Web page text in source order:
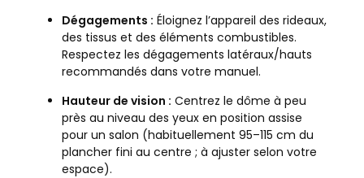
Dégagements : Éloignez l’appareil des rideaux,
des tissus et des éléments combustibles.
Respectez les dégagements latéraux/hauts
recommandés dans votre manuel.
Hauteur de vision : Centrez le dôme à peu
près au niveau des yeux en position assise
pour un salon (habituellement 95–115 cm du
plancher fini au centre ; à ajuster selon votre
espace).